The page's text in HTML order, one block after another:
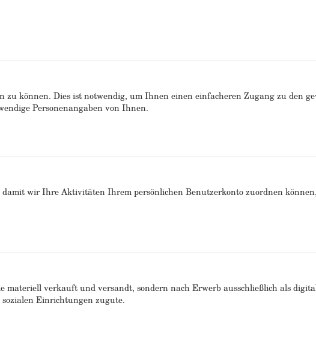
zu können. Dies ist notwendig, um Ihnen einen einfacheren Zugang zu den
Personenangaben von Ihnen.
wir Ihre Aktivitäten Ihrem persönlichen Benutzerkonto zuordnen
verkauft und versandt, sondern nach Erwerb ausschließlich als
Einrichtungen zugute.